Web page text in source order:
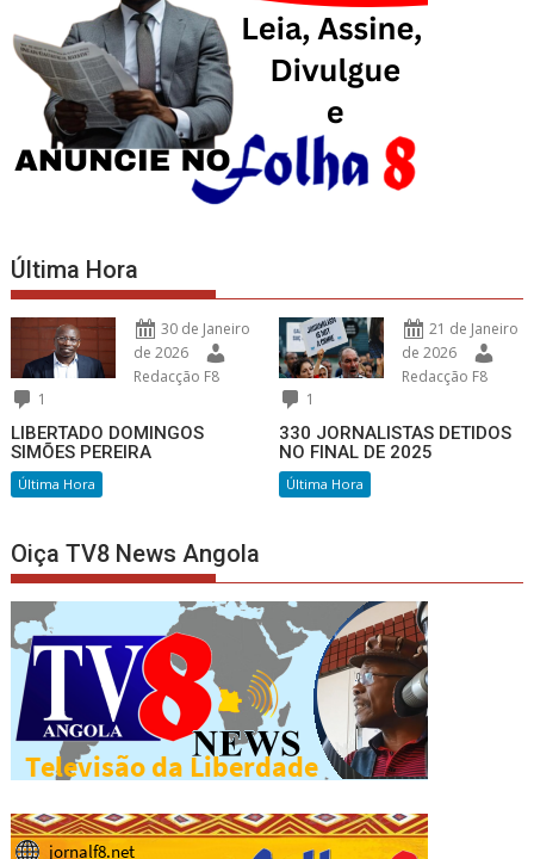
Última Hora
30 de Janeiro
de 2026
Redacção F8
1
LIBERTADO DOMINGOS
SIMÕES PEREIRA
Última Hora
21 de Janeiro
de 2026
Redacção F8
1
330 JORNALISTAS DETIDOS
NO FINAL DE 2025
Última Hora
Oiça TV8 News Angola